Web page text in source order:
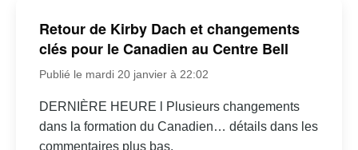
Retour de Kirby Dach et changements
clés pour le Canadien au Centre Bell
Publié le mardi 20 janvier à 22:02
DERNIÈRE HEURE l Plusieurs changements
dans la formation du Canadien… détails dans les
commentaires plus bas.